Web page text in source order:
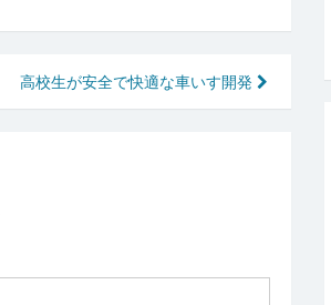
高校生が安全で快適な車いす開発